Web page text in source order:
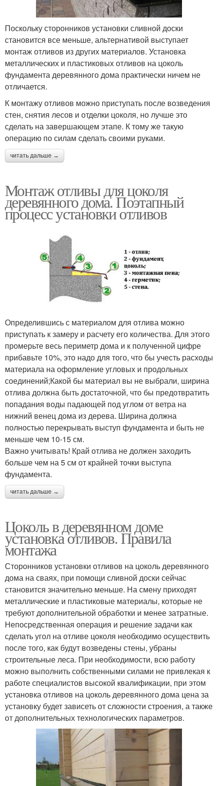
Поскольку сторонников установки сливной доски
становится все меньше, альтернативой выступает
монтаж отливов из других материалов. Установка
металлических и пластиковых отливов на цоколь
фундамента деревянного дома практически ничем не
отличается.
К монтажу отливов можно приступать после возведения
стен, снятия лесов и отделки цоколя, но лучше это
сделать на завершающем этапе. К тому же такую
операцию по силам сделать своими руками.
читать дальше →
Монтаж отливы для цоколя
деревянного дома. Поэтапный
процесс установки отливов
Определившись с материалом для отлива можно
приступать к замеру и расчету его количества. Для этого
промерьте весь периметр дома и к полученной цифре
прибавьте 10%, это надо для того, что бы учесть расходы
материала на оформление угловых и продольных
соединений;Какой бы материал вы не выбрали, ширина
отлива должна быть достаточной, что бы предотвратить
попадания воды падающей под углом от ветра на
нижний венец дома из дерева. Ширина должна
полностью перекрывать выступ фундамента и быть не
меньше чем 10-15 см.
Важно учитывать! Край отлива не должен заходить
больше чем на 5 см от крайней точки выступа
фундамента.
читать дальше →
Цоколь в деревянном доме
установка отливов. Правила
монтажа
Сторонников установки отливов на цоколь деревянного
дома на сваях, при помощи сливной доски сейчас
становится значительно меньше. На смену приходят
металлические и пластиковые материалы, которые не
требуют дополнительной обработки и менее затратные.
Непосредственная операция и решение задачи как
сделать угол на отливе цоколя необходимо осуществить
после того, как будут возведены стены, убраны
строительные леса. При необходимости, всю работу
можно выполнить собственными силами не привлекая к
работе специалистов высокой квалификации, при этом
установка отливов на цоколь деревянного дома цена за
установку будет зависеть от сложности строения, а также
от дополнительных технологических параметров.